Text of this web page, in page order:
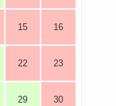
15 16
22 23
29 30